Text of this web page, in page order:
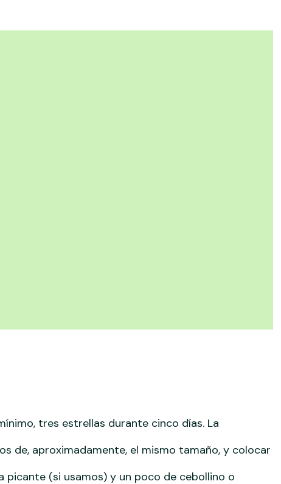
tres estrellas durante cinco días. La
de, aproximadamente, el mismo tamaño, y colocar
picante (si usamos) y un poco de cebollino o